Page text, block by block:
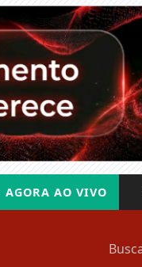
AGORA AO VIVO